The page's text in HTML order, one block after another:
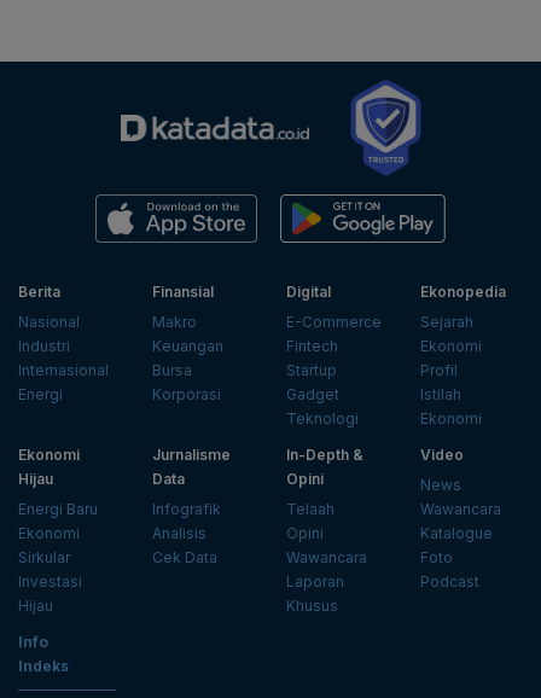
Berita
Nasional
Industri
Internasional
Energi
Finansial
Makro
Keuangan
Bursa
Korporasi
Digital
E-Commerce
Fintech
Startup
Gadget
Teknologi
Ekonopedia
Sejarah
Ekonomi
Profil
Istilah
Ekonomi
Ekonomi
Hijau
Energi Baru
Ekonomi
Sirkular
Investasi
Hijau
Jurnalisme
Data
Infografik
Analisis
Cek Data
In-Depth &
Opini
Telaah
Opini
Wawancara
Laporan
Khusus
Video
News
Wawancara
Katalogue
Foto
Podcast
Info
Indeks